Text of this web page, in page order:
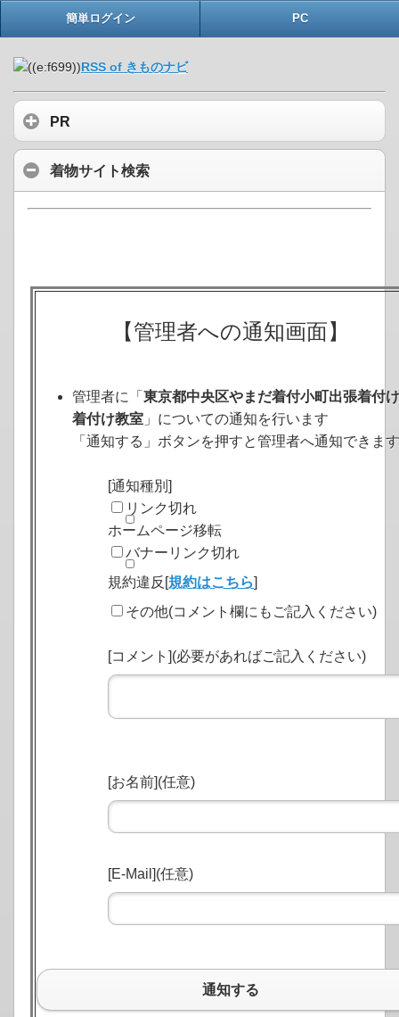
簡単ログイン PC
RSS of きものナビ
PR
着物サイト検索
【管理者への通知画面】
管理者に「 東京都中央区やまだ着付小町出張着
着付け教室 」についての通知を行います
「通知する」ボタンを押すと管理者へ通知できます
[通知種別]
リンク切れ
ホームページ移転
バナーリンク切れ
規約違反[規約はこちら]
その他(コメント欄にもご記入ください)
[コメント](必要があればご記入ください)
[お名前](任意)
[E-Mail](任意)
通知する